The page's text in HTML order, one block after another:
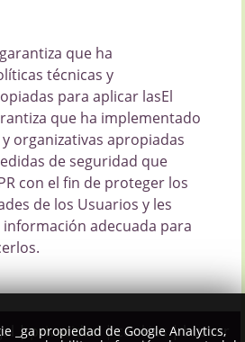
_ga propiedad de Google Analytics,
garantiza que ha
técnicas y
para aplicar lasEl
que ha implementado
organizativas apropiadas
de seguridad que
con el fin de proteger los
de los Usuarios y les
adecuada para
|privacidad |cookies |buscar